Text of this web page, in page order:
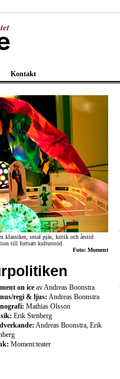
Kontakt
klassiker, smal pjäs, kritik och årstid
till fortsatt kulturstöd.
Foto: Moment
on ice av Andreas Boonstra
regi & ljus: Andreas Boonstra
Mathias Olsson
Erik Stenberg
Andreas Boonstra, Erik
Moment:teater